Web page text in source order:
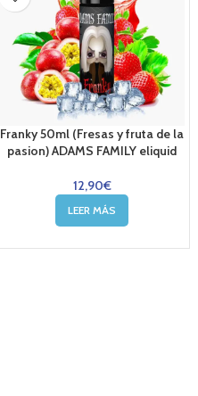
Franky 50ml (Fresas y fruta de la
pasion) ADAMS FAMILY eliquid
12,90€
LEER MÁS